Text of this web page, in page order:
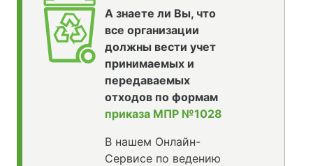
А знаете ли Вы, что
все организации
должны вести учет
принимаемых и
передаваемых
отходов по формам
приказа МПР №1028
В нашем Онлайн-
Сервисе по ведению